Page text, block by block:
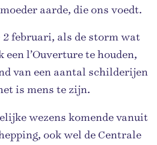
aarde, die ons voedt.
2 februari, als de storm wat
een l’Ouverture te houden,
van een aantal schilderijen
is mens te zijn.
wezens komende vanuit
ook wel de Centrale